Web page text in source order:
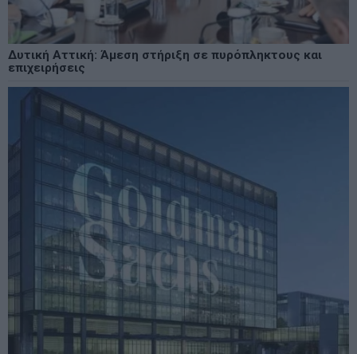
Δυτική Αττική: Άμεση στήριξη σε πυρόπληκτους και
επιχειρήσεις